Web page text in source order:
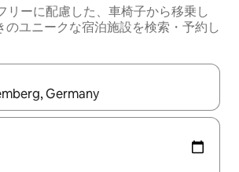
リーに配慮した、車椅子から移乗し
のユニークな宿泊施設を検索・予約し
れたら、上下の矢印キーを使って移動するか